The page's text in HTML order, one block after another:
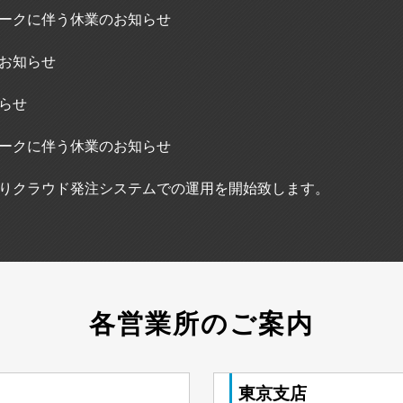
クに伴う休業のお知らせ
知らせ
せ
クに伴う休業のお知らせ
クラウド発注システムでの運用を開始致します。
各営業所のご案内
東京支店